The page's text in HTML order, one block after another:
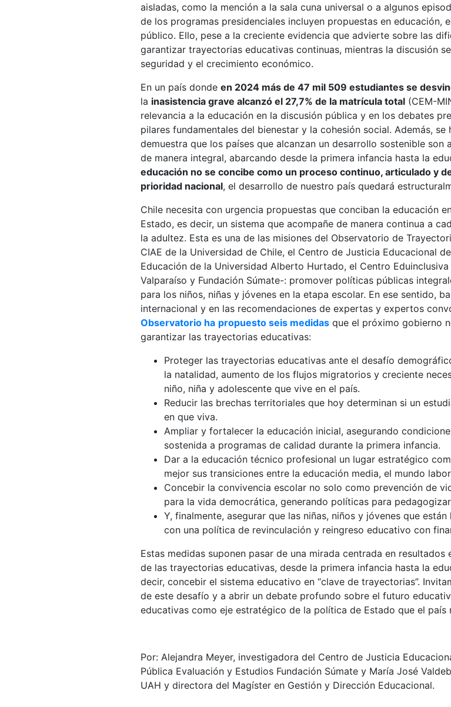
aisladas, como la mención a la sala cuna universal o a algunos
de los programas presidenciales incluyen propuestas en educación,
público. Ello, pese a la creciente evidencia que advierte sobre las
garantizar trayectorias educativas continuas, mientras la discusión
seguridad y el crecimiento económico.
En un país donde en 2024 más de 47 mil 509 estudiantes se
la inasistencia grave alcanzó el 27,7% de la matrícula total (CEM-
relevancia a la educación en la discusión pública y en los debates
pilares fundamentales del bienestar y la cohesión social. Además,
demuestra que los países que alcanzan un desarrollo sostenible
de manera integral, abarcando desde la primera infancia hasta la
educación no se concibe como un proceso continuo, articulado y
prioridad nacional, el desarrollo de nuestro país quedará
Chile necesita con urgencia propuestas que conciban la educación
Estado, es decir, un sistema que acompañe de manera continua a
la adultez. Esta es una de las misiones del Observatorio de
CIAE de la Universidad de Chile, el Centro de Justicia Educacional
Educación de la Universidad Alberto Hurtado, el Centro
Valparaíso y Fundación Súmate-: promover políticas públicas
para los niños, niñas y jóvenes en la etapa escolar. En ese sentido,
internacional y en las recomendaciones de expertas y expertos
Observatorio ha propuesto seis medidas que el próximo gobierno
garantizar las trayectorias educativas:
Proteger las trayectorias educativas ante el desafío
la natalidad, aumento de los flujos migratorios y creciente
niño, niña y adolescente que vive en el país.
Reducir las brechas territoriales que hoy determinan si un
en que viva.
Ampliar y fortalecer la educación inicial, asegurando
sostenida a programas de calidad durante la primera infancia.
Dar a la educación técnico profesional un lugar estratégico
mejor sus transiciones entre la educación media, el mundo
Concebir la convivencia escolar no solo como prevención de
para la vida democrática, generando políticas para
Y, finalmente, asegurar que las niñas, niños y jóvenes que
con una política de revinculación y reingreso educativo con
Estas medidas suponen pasar de una mirada centrada en
de las trayectorias educativas, desde la primera infancia hasta la
decir, concebir el sistema educativo en “clave de trayectorias”.
de este desafío y a abrir un debate profundo sobre el futuro
educativas como eje estratégico de la política de Estado que el país
Por: Alejandra Meyer, investigadora del Centro de Justicia
Pública Evaluación y Estudios Fundación Súmate y María José
UAH y directora del Magíster en Gestión y Dirección Educacional.